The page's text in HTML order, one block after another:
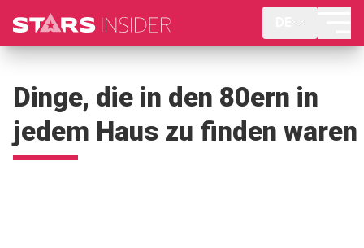
Dinge, die in den 80ern in
jedem Haus zu finden waren